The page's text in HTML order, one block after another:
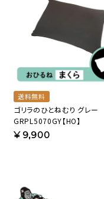
送料無料
ゴリラのひとねむり グレー
GRPL5070GY【HO】
¥9,900